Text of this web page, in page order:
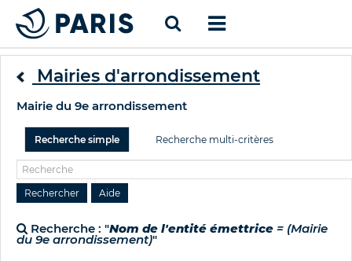
Mairies d'arrondissement
Mairie du 9e arrondissement
Recherche simple Recherche multi-critères
Recherche : "Nom de l'entité émettrice = (Mairie
du 9e arrondissement)"